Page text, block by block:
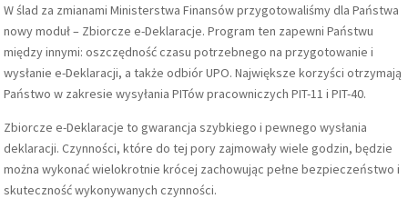
W ślad za zmianami Ministerstwa Finansów przygotowaliśmy dla Państwa
nowy moduł – Zbiorcze e-Deklaracje. Program ten zapewni Państwu
między innymi: oszczędność czasu potrzebnego na przygotowanie i
wysłanie e-Deklaracji, a także odbiór UPO. Największe korzyści otrzymają
Państwo w zakresie wysyłania PITów pracowniczych PIT-11 i PIT-40.
Zbiorcze e-Deklaracje to gwarancja szybkiego i pewnego wysłania
deklaracji. Czynności, które do tej pory zajmowały wiele godzin, będzie
można wykonać wielokrotnie krócej zachowując pełne bezpieczeństwo i
skuteczność wykonywanych czynności.